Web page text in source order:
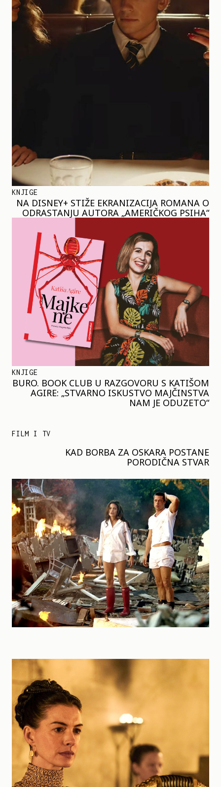
KNJIGE
NA DISNEY+ STIŽE EKRANIZACIJA ROMANA O
ODRASTANJU AUTORA „AMERIČKOG PSIHA“
KNJIGE
BURO. BOOK CLUB U RAZGOVORU S KATIŠOM
AGIRE: „STVARNO ISKUSTVO MAJČINSTVA
NAM JE ODUZETO“
FILM I TV
KAD BORBA ZA OSKARA POSTANE
PORODIČNA STVAR